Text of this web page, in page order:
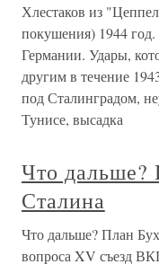
Хлестаков из
покушения) 1944 год.
Германии. Удары,
другим в течение
под Сталинградом,
Тунисе, высадка
Что дальше?
Сталина
Что дальше? План
вопроса XV съезд